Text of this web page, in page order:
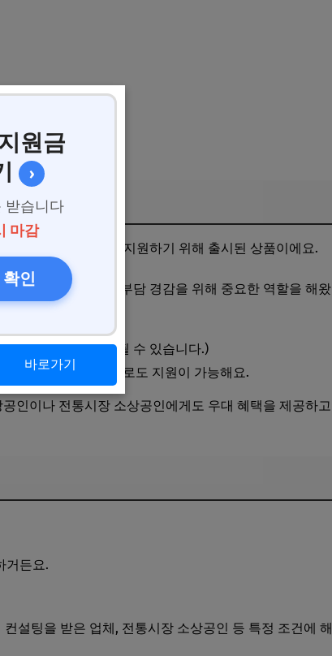
자영업자를 특별히 지원하기 위해 출시된 상품이에요.
위기 극복과 금융 부담 경감을 위해 중요한 역할을 해왔
일부 업종은 제외될 수 있습니다.)
라, 시설투자 자금으로도 지원이 가능해요.
인이나 전통시장 소상공인에게도 우대 혜택을 제공하고
거든요.
설팅을 받은 업체, 전통시장 소상공인 등 특정 조건에 해
원금
›
받습니다
마감
인
바로가기